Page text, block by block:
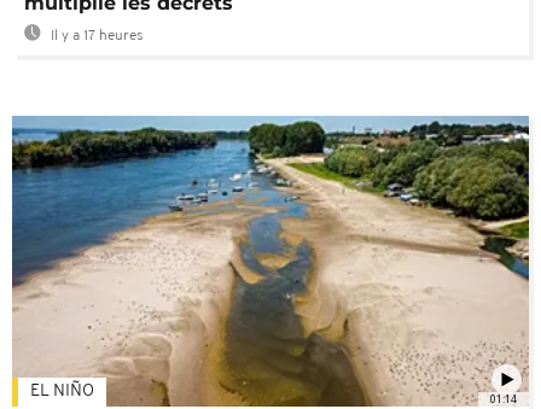
Il y a 17 heures
01:14
EL NIÑO